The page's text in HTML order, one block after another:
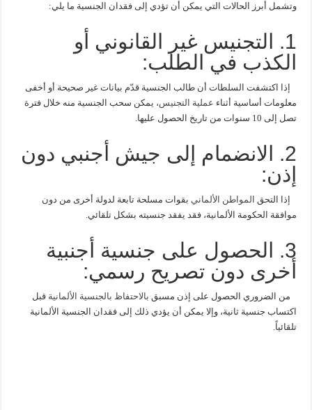
وتشمل أبرز الحالات التي يمكن أن تؤدي إلى فقدان الجنسية ما يلي:
1. التجنيس غير القانوني أو
الكذب في الطلب:
إذا اكتشفت السلطات أن طالب الجنسية قدّم بيانات غير صحيحة أو أخفى
معلومات أساسية أثناء عملية التجنيس، يمكن سحب الجنسية منه خلال فترة
تصل إلى 10 سنوات من تاريخ الحصول عليها.
2. الانضمام إلى جيش أجنبي دون
إذن:
إذا التحق المواطن الألماني بقوات مسلحة تابعة لدولة أخرى من دون
موافقة الحكومة الألمانية، فقد يفقد جنسيته بشكل تلقائي.
3. الحصول على جنسية أجنبية
أخرى دون تصريح رسمي:
من الضروري الحصول على إذن مسبق بالاحتفاظ بالجنسية الألمانية قبل
اكتساب جنسية ثانية، وإلا يمكن أن يؤدي ذلك إلى فقدان الجنسية الألمانية
تلقائياً.